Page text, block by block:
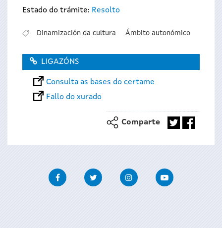
Estado do trámite: Resolto
Dinamización da cultura Ámbito autonómico
LIGAZÓNS
Consulta as bases do certame
Fallo do xurado
Comparte
FacebookTwitter InstagramYoutube